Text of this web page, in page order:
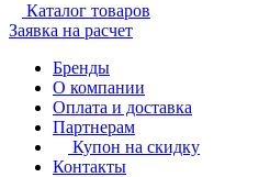
Каталог товаров
Заявка на расчет
Бренды
О компании
Оплата и доставка
Партнерам
Купон на скидку
Контакты